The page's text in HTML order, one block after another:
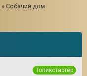
» Собачий дом
Топикстартер